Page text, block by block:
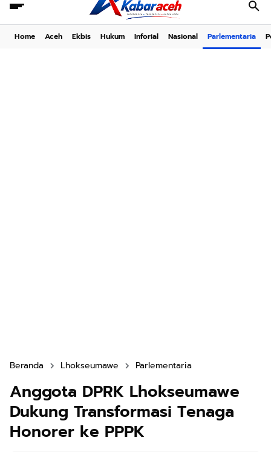
Home Aceh Ekbis Hukum Inforial Nasional Parlementaria
Beranda Lhokseumawe Parlementaria
Anggota DPRK Lhokseumawe
Dukung Transformasi Tenaga
Honorer ke PPPK